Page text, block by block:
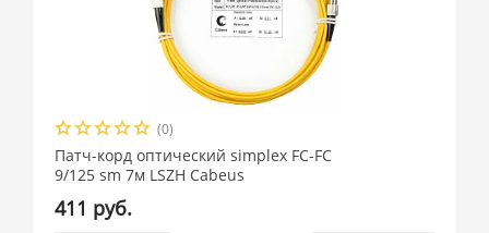
(0)
Патч-корд оптический simplex FC-FC
9/125 sm 7м LSZH Cabeus
411 руб.